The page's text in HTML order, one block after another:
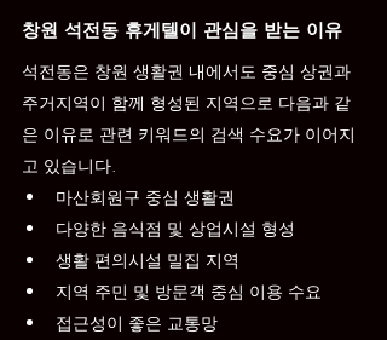
창원 석전동 휴게텔이 관심을 받는 이유
석전동은 창원 생활권 내에서도 중심 상권과
주거지역이 함께 형성된 지역으로 다음과 같
은 이유로 관련 키워드의 검색 수요가 이어지
고 있습니다.
마산회원구 중심 생활권
다양한 음식점 및 상업시설 형성
생활 편의시설 밀집 지역
지역 주민 및 방문객 중심 이용 수요
접근성이 좋은 교통망